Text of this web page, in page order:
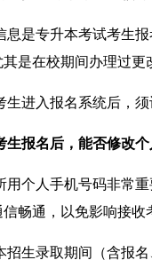
息是专升本考试考生
是在校期间办理过
生进入报名系统后，
生报名后，能否修改
用个人手机号码非常
畅通，以免影响接收
招生录取期间（含报